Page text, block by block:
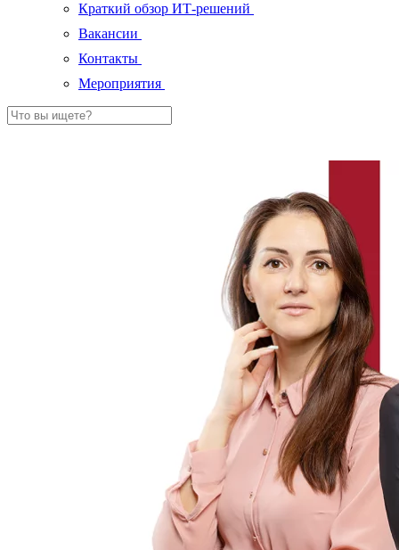
Краткий обзор ИТ-решений
Вакансии
Контакты
Мероприятия